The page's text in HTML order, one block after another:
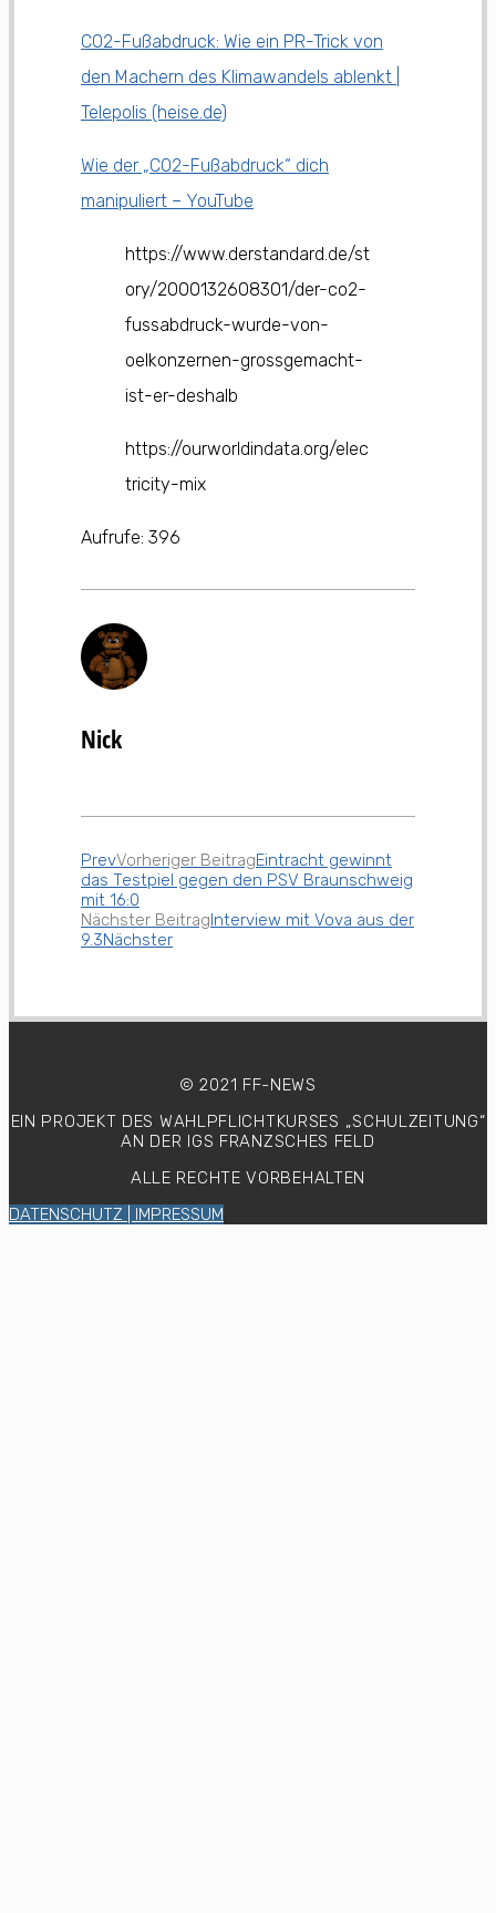
CO2-Fußabdruck: Wie ein PR-Trick von
den Machern des Klimawandels ablenkt |
Telepolis (heise.de)
Wie der „CO2-Fußabdruck“ dich
manipuliert – YouTube
https://www.derstandard.de/st
ory/2000132608301/der-co2-
fussabdruck-wurde-von-
oelkonzernen-grossgemacht-
ist-er-deshalb
https://ourworldindata.org/elec
tricity-mix
Aufrufe: 396
Nick
PrevVorheriger BeitragEintracht gewinnt
das Testpiel gegen den PSV Braunschweig
mit 16:0
Nächster BeitragInterview mit Vova aus der
9.3Nächster
© 2021 FF-NEWS
EIN PROJEKT DES WAHLPFLICHTKURSES „SCHULZEITUNG“
AN DER IGS FRANZSCHES FELD
ALLE RECHTE VORBEHALTEN
DATENSCHUTZ | IMPRESSUM